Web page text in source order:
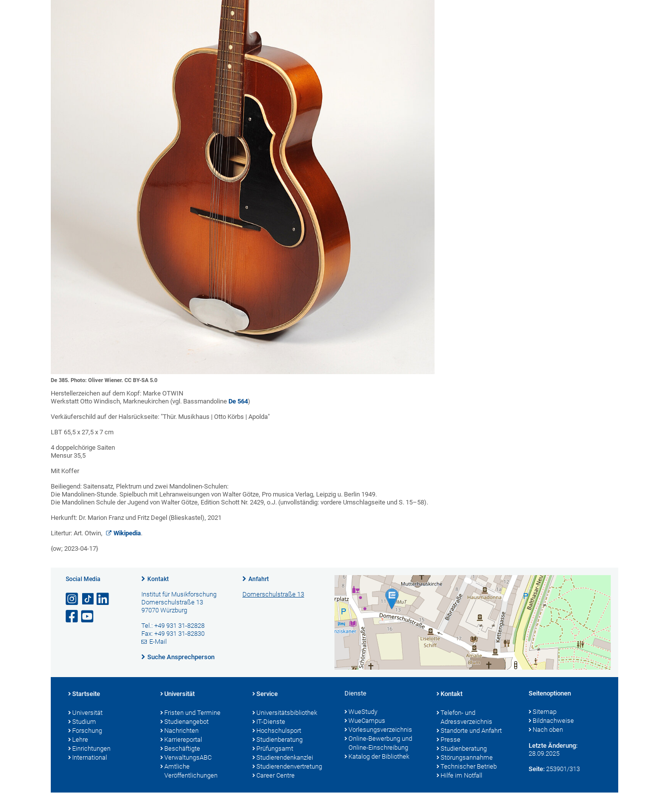
De 385. Photo: Oliver Wiener. CC BY-SA 5.0
Herstellerzeichen auf dem Kopf: Marke OTWIN
Werkstatt Otto Windisch, Markneukirchen (vgl. Bassmandoline De 564)
Verkäuferschild auf der Halsrückseite: "Thür. Musikhaus | Otto Körbs | Apolda"
LBT 65,5 x 27,5 x 7 cm
4 doppelchörige Saiten
Mensur 35,5
Mit Koffer
Beiliegend: Saitensatz, Plektrum und zwei Mandolinen-Schulen:
Die Mandolinen-Stunde. Spielbuch mit Lehranweisungen von Walter Götze, Pro musica Verlag, Leipzig u. Berlin 1949.
Die Mandolinen Schule der Jugend von Walter Götze, Edition Schott Nr. 2429, o.J. (unvollständig: vordere Umschlagseite und S. 15–58).
Herkunft: Dr. Marion Franz und Fritz Degel (Blieskastel), 2021
Litertur: Art. Otwin, Wikipedia.
{ow; 2023-04-17}
Social Media Kontakt
Institut für Musikforschung
Domerschulstraße 13
97070 Würzburg
Tel.: +49 931 31-82828
Fax: +49 931 31-82830
E-Mail
Suche Ansprechperson
Anfahrt
Domerschulstraße 13
Startseite
Universität
Studium
Forschung
Lehre
Einrichtungen
International
Universität
Fristen und Termine
Studienangebot
Nachrichten
Karriereportal
Beschäftigte
VerwaltungsABC
Amtliche
Veröffentlichungen
Service
Universitätsbibliothek
IT-Dienste
Hochschulsport
Studienberatung
Prüfungsamt
Studierendenkanzlei
Studierendenvertretung
Career Centre
Dienste
WueStudy
WueCampus
Vorlesungsverzeichnis
Online-Bewerbung und
Online-Einschreibung
Katalog der Bibliothek
Kontakt
Telefon- und
Adressverzeichnis
Standorte und Anfahrt
Presse
Studienberatung
Störungsannahme
Technischer Betrieb
Hilfe im Notfall
Seitenoptionen
Sitemap
Bildnachweise
Nach oben
Letzte Änderung:
28.09.2025
Seite: 253901/313